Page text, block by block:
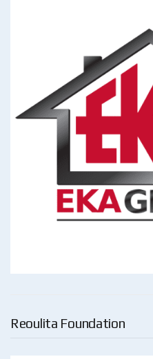
Reoulita Foundation